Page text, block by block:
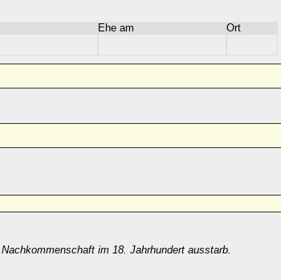
Ehe am
Ort
im 18. Jahrhundert ausstarb.